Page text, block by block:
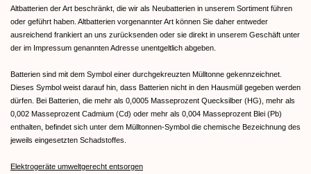
Altbatterien der Art beschränkt, die wir als Neubatterien in unserem Sortiment führen
oder geführt haben. Altbatterien vorgenannter Art können Sie daher entweder
ausreichend frankiert an uns zurücksenden oder sie direkt in unserem Geschäft unter
der im Impressum genannten Adresse unentgeltlich abgeben.
Batterien sind mit dem Symbol einer durchgekreuzten Mülltonne gekennzeichnet.
Dieses Symbol weist darauf hin, dass Batterien nicht in den Hausmüll gegeben werden
dürfen. Bei Batterien, die mehr als 0,0005 Masseprozent Quecksilber (HG), mehr als
0,002 Masseprozent Cadmium (Cd) oder mehr als 0,004 Masseprozent Blei (Pb)
enthalten, befindet sich unter dem Mülltonnen-Symbol die chemische Bezeichnung des
jeweils eingesetzten Schadstoffes.
Elektrogeräte umweltgerecht entsorgen